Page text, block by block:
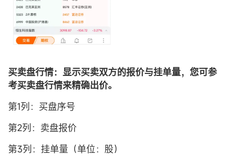
买卖盘行情：显示买卖双方的报价与挂单量，您可参
考买卖盘行情来精确出价。
第1列：买盘序号
第2列：卖盘报价
第3列：挂单量（单位：股）